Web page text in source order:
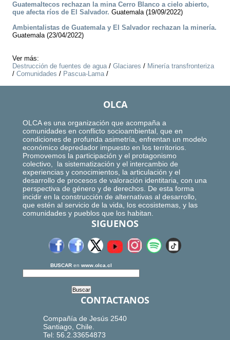
Guatemaltecos rechazan la mina Cerro Blanco a cielo abierto,
que afecta ríos de El Salvador. Guatemala (19/09/2022)
Ambientalistas de Guatemala y El Salvador rechazan la minería.
Guatemala (23/04/2022)
Ver más:
Destrucción de fuentes de agua/ Glaciares / Minería transfronteriza
/ Comunidades / Pascua-Lama/
OLCA
OLCA es una organización que acompaña a
comunidades en conflicto socioambiental, que en
condiciones de profunda asimetría, enfrentan un modelo
económico depredador impuesto en los territorios.
Promovemos la participación y el protagonismo
colectivo, la sistematización y el intercambio de
experiencias y conocimientos, la articulación y el
desarrollo de procesos de valoración identitaria, con una
perspectiva de género y de derechos. De esta forma
incidir en la construcción de alternativas al desarrollo,
que estén al servicio de la vida, los ecosistemas, y las
comunidades y pueblos que los habitan.
SIGUENOS
BUSCAR en www.olca.cl
CONTACTANOS
Compañía de Jesús 2540
Santiago, Chile.
Tel: 56.2.33654873